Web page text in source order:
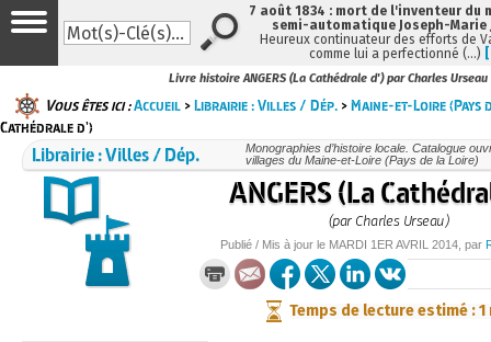
Livre histoire ANGERS (La Cathédrale d') par Charles Urseau
Vous êtes ici :Accueil >Librairie : Villes / Dép. >Maine-et-Loire (Pays
Cathédrale d')
Librairie : Villes / Dép.
Monographies d’histoire locale. Catalogue
villages du Maine-et-Loire (Pays de la Loire)
ANGERS (La
(par Charles Urseau)
Publié / Mis à jour le MARDI 1ER AVRIL 2014 , par
Temps de lecture estimé : 1
7 août 1834 : mort de l'inventeur du
semi-automatique Joseph-Marie
Heureux continuateur des efforts de
comme lui a perfectionné (…)